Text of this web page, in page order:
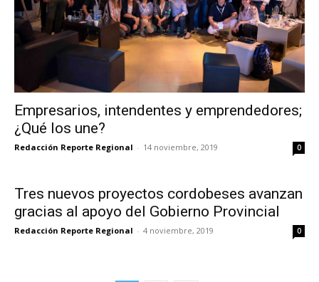
Empresarios, intendentes y emprendedores;
¿Qué los une?
Redacción Reporte Regional - 14 noviembre, 2019 0
Tres nuevos proyectos cordobeses avanzan
gracias al apoyo del Gobierno Provincial
Redacción Reporte Regional - 4 noviembre, 2019 0